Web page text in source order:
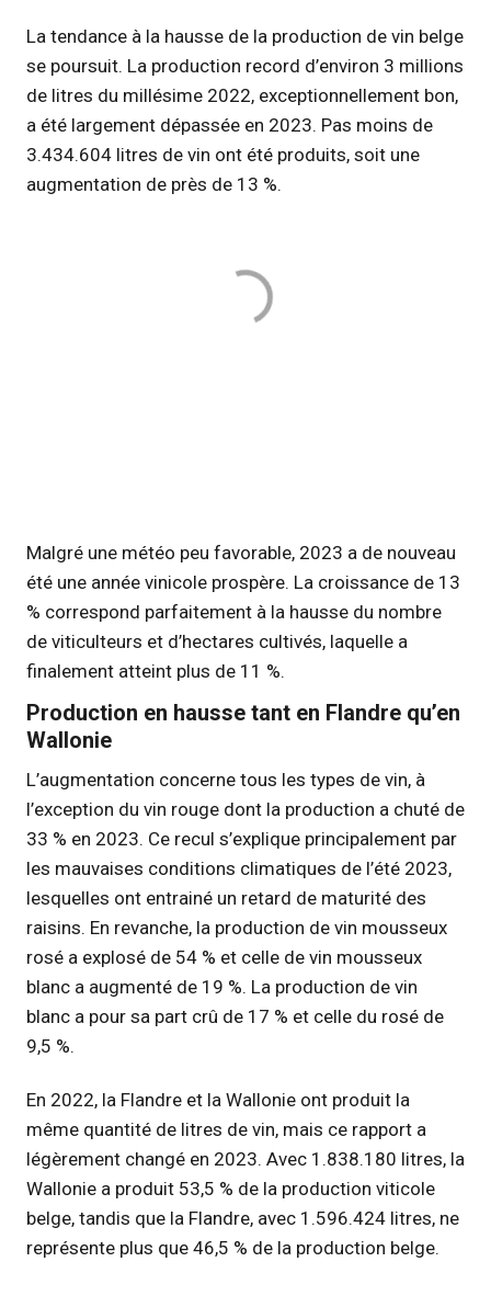
La tendance à la hausse de la production de vin belge
se poursuit. La production record d’environ 3 millions
de litres du millésime 2022, exceptionnellement bon,
a été largement dépassée en 2023. Pas moins de
3.434.604 litres de vin ont été produits, soit une
augmentation de près de 13 %.
Malgré une météo peu favorable, 2023 a de nouveau
été une année vinicole prospère. La croissance de 13
% correspond parfaitement à la hausse du nombre
de viticulteurs et d’hectares cultivés, laquelle a
finalement atteint plus de 11 %.
Production en hausse tant en Flandre qu’en
Wallonie
L’augmentation concerne tous les types de vin, à
l’exception du vin rouge dont la production a chuté de
33 % en 2023. Ce recul s’explique principalement par
les mauvaises conditions climatiques de l’été 2023,
lesquelles ont entrainé un retard de maturité des
raisins. En revanche, la production de vin mousseux
rosé a explosé de 54 % et celle de vin mousseux
blanc a augmenté de 19 %. La production de vin
blanc a pour sa part crû de 17 % et celle du rosé de
9,5 %.
En 2022, la Flandre et la Wallonie ont produit la
même quantité de litres de vin, mais ce rapport a
légèrement changé en 2023. Avec 1.838.180 litres, la
Wallonie a produit 53,5 % de la production viticole
belge, tandis que la Flandre, avec 1.596.424 litres, ne
représente plus que 46,5 % de la production belge.